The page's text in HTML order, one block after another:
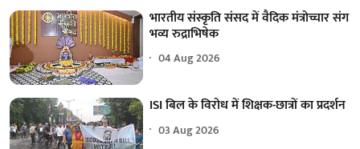
भारतीय संस्कृति संसद में वैदिक मंत्रोच्चार संग
भव्य रुद्राभिषेक
04 Aug 2026
ISI बिल के विरोध में शिक्षक-छात्रों का प्रदर्शन
03 Aug 2026